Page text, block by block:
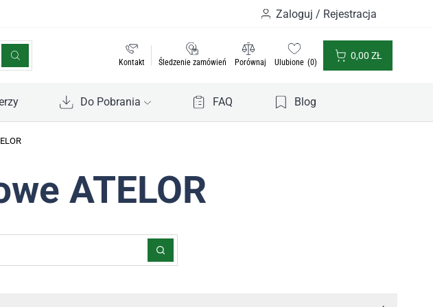
Zaloguj / Rejestracja
Kontakt Śledzenie zamówień Porównaj Ulubione 0
0,00 ZŁ
Do Pobrania FAQ Blog
ATELOR